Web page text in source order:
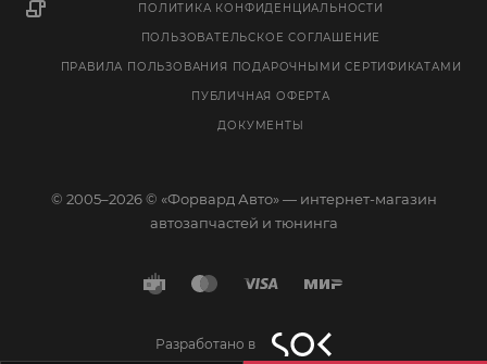
ПОЛИТИКА КОНФИДЕНЦИАЛЬНОСТИ
ПОЛЬЗОВАТЕЛЬСКОЕ СОГЛАШЕНИЕ
ПРАВИЛА ПОЛЬЗОВАНИЯ ПОДАРОЧНЫМИ СЕРТИФИКАТАМИ
ПУБЛИЧНАЯ ОФЕРТА
ДОКУМЕНТЫ
© 2005–2026 © «Форвард Авто» — интернет-магазин
автозапчастей и тюнинга
Разработано в